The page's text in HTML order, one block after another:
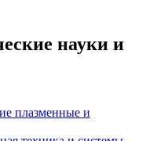
науки и
плазменные и